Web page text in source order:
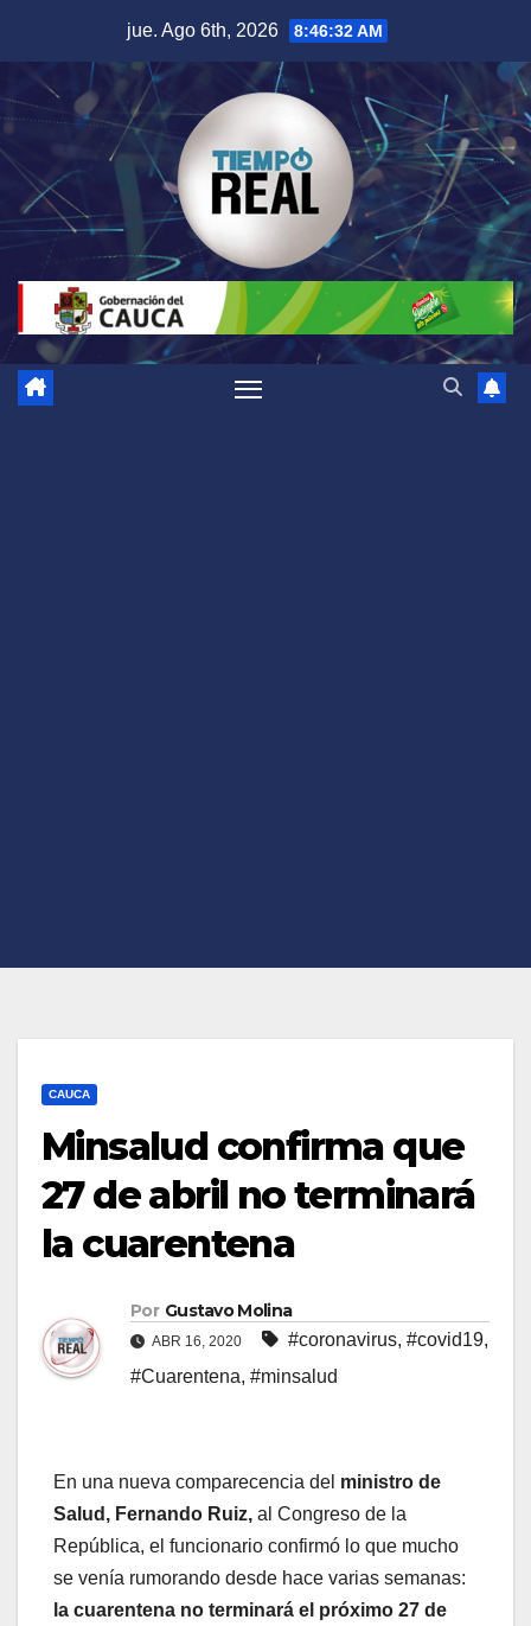
contenido
jue. Ago 6th, 2026 8:46:33 AM
CAUCA
Minsalud confirma que
27 de abril no terminará
la cuarentena
Por Gustavo Molina
ABR 16, 2020 #coronavirus, #covid19,
#Cuarentena, #minsalud
En una nueva comparecencia del ministro de
Salud, Fernando Ruiz, al Congreso de la
República, el funcionario confirmó lo que mucho
se venía rumorando desde hace varias semanas:
la cuarentena no terminará el próximo 27 de